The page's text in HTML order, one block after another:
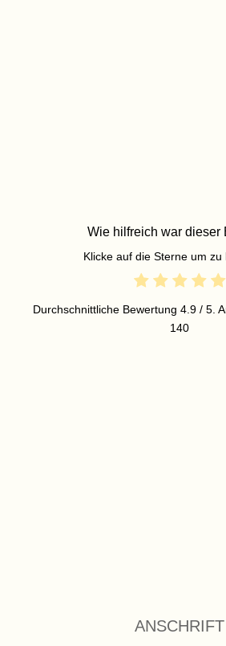
Wie hilfreich war dieser
Klicke auf die Sterne um zu
Durchschnittliche Bewertung 4.9 / 5.
140
ANSCHRIFT